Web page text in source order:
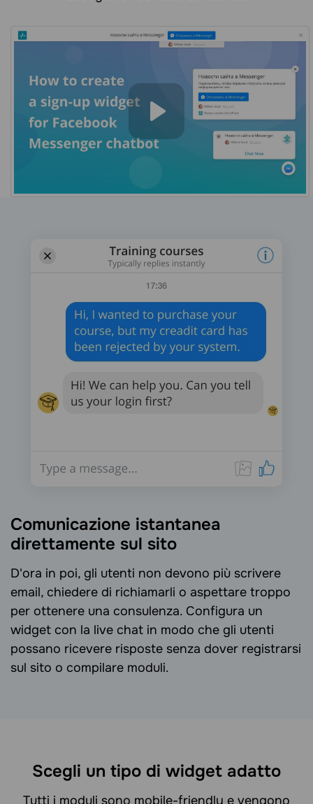
Comunicazione istantanea
direttamente sul sito
D'ora in poi, gli utenti non devono più scrivere
email, chiedere di richiamarli o aspettare troppo
per ottenere una consulenza. Configura un
widget con la live chat in modo che gli utenti
possano ricevere risposte senza dover registrarsi
sul sito o compilare moduli.
Scegli un tipo di widget adatto
Tutti i moduli sono mobile-friendly e vengono